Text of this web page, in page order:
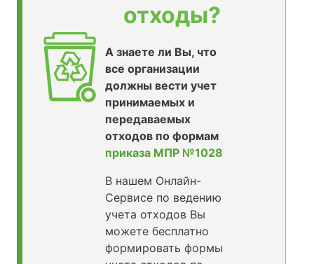
отходы?
А знаете ли Вы, что
все организации
должны вести учет
принимаемых и
передаваемых
отходов по формам
приказа МПР №1028
В нашем Онлайн-
Сервисе по ведению
учета отходов Вы
можете бесплатно
формировать формы